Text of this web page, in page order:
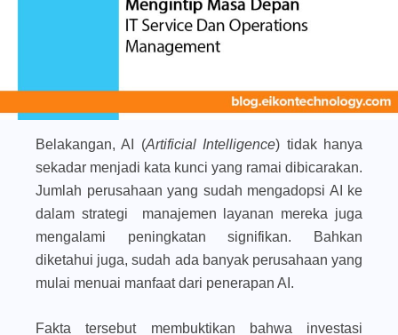
Belakangan, AI (Artificial Intelligence) tidak hanya
sekadar menjadi kata kunci yang ramai dibicarakan.
Jumlah perusahaan yang sudah mengadopsi AI ke
dalam strategi manajemen layanan mereka juga
mengalami peningkatan signifikan. Bahkan
diketahui juga, sudah ada banyak perusahaan yang
mulai menuai manfaat dari penerapan AI.
Fakta tersebut membuktikan bahwa investasi